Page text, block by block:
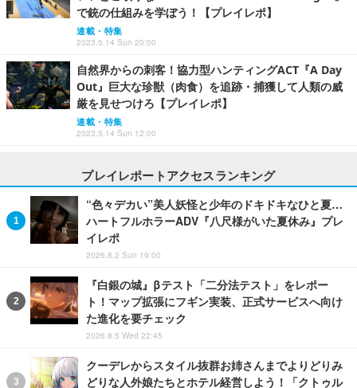
で銃の仕組みを学ぼう！【プレイレポ】
連載・特集
2023.5.14 Sun 20:00
自然界からの刺客！協力型ハンティングACT『A Day
Out』巨大な珍獣（肉食）を追跡・捕獲して人類の威
厳を見せつけろ【プレイレポ】
連載・特集
2023.5.14 Sun 12:00
プレイレポートアクセスランキング
“色々デカい”美人妖怪と少年のドキドキなひと夏…
ハートフルホラーADV『八尺様がいた夏休み』プレ
イレポ
2026.8.2 Sun 19:00
『白銀の城』βテスト「二分法テスト」をレポー
ト！マップ拡張にフギン実装、正式サービスへ向け
た進化を要チェック
2026.8.5 Wed 22:45
クーデレからスタイル抜群お姉さんまでよりどりみ
どりな人外娘たちとホテル経営しよう！「クトゥル